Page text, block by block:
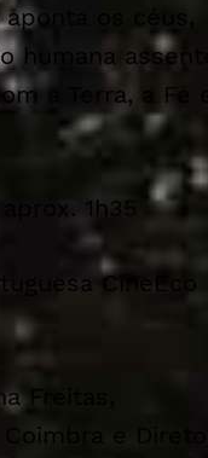
os céus,
humana assente
a Terra, a Fé
1h35
CineEco
Freitas,
Coimbra e